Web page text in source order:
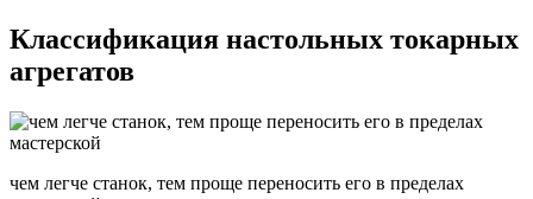
Классификация настольных токарных
агрегатов
чем легче станок, тем проще переносить его в пределах